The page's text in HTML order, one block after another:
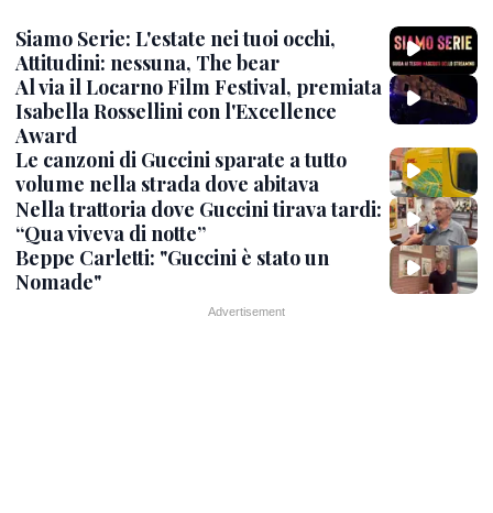
Siamo Serie: L'estate nei tuoi occhi,
Attitudini: nessuna, The bear
Al via il Locarno Film Festival, premiata
Isabella Rossellini con l'Excellence
Award
Le canzoni di Guccini sparate a tutto
volume nella strada dove abitava
Nella trattoria dove Guccini tirava tardi:
“Qua viveva di notte”
Beppe Carletti: "Guccini è stato un
Nomade"